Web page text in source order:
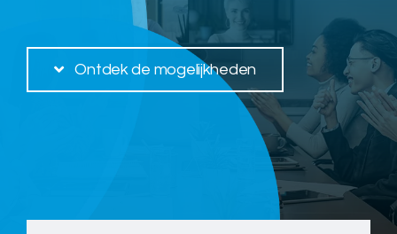
Ontdek de mogelijkheden